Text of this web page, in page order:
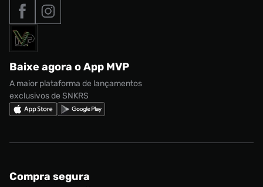
Roupas
Acessórios
Marcas
Nike Air Max
adidas Adi2000
adidas Campus
Nike Shox
Nossas lojas
Termos de uso
Política de privacidade
Regulamento CRM/ CASHBACK
Regulamento Cupom
Tipos de entrega
Formas de Pagamento
Solicite seus dados
Baixe agora o App MVP
A maior plataforma de lançamentos
exclusivos de SNKRS
Compra segura